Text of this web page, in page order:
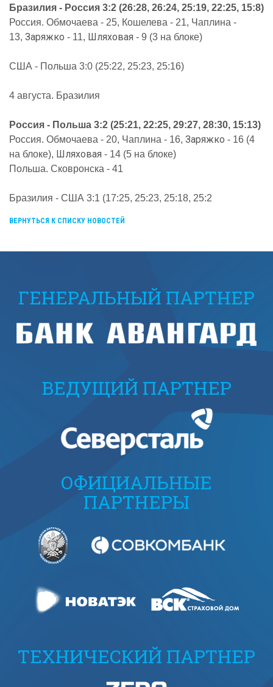
Бразилия - Россия 3:2 (26:28, 26:24, 25:19, 22:25, 15:8)
Россия. Обмочаева - 25, Кошелева - 21, Чаплина -
13, Заряжко - 11, Шляховая - 9 (3 на блоке)
США - Польша 3:0 (25:22, 25:23, 25:16)
4 августа. Бразилия
Россия - Польша 3:2 (25:21, 22:25, 29:27, 28:30, 15:13)
Россия. Обмочаева - 20, Чаплина - 16, Заряжко - 16 (4
на блоке), Шляховая - 14 (5 на блоке)
Польша. Сковронска - 41
Бразилия - США 3:1 (17:25, 25:23, 25:18, 25:2
ВЕРНУТЬСЯ К СПИСКУ НОВОСТЕЙ
ГЕНЕРАЛЬНЫЙ ПАРТНЕР
ВЕДУЩИЙ ПАРТНЕР
ОФИЦИАЛЬНЫЕ
ПАРТНЕРЫ
ТЕХНИЧЕСКИЙ ПАРТНЕР